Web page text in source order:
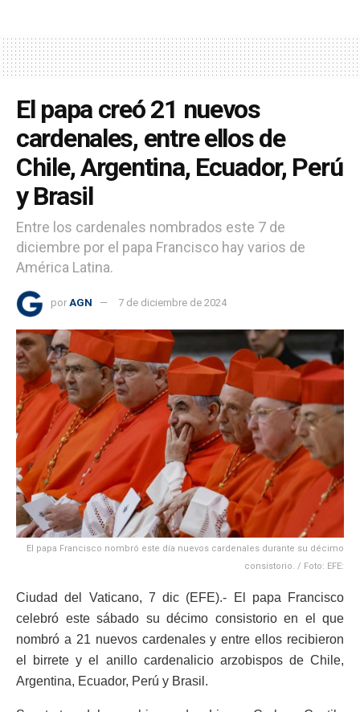
El papa creó 21 nuevos
cardenales, entre ellos de
Chile, Argentina, Ecuador, Perú
y Brasil
Entre los cardenales nombrados este 7 de
diciembre por el papa Francisco hay varios de
América Latina.
por AGN 7 de diciembre de 2024
El papa Francisco nombró este día nuevos cardenales durante su décimo
consistorio. / Foto: EFE:
Ciudad del Vaticano, 7 dic (EFE).- El papa Francisco
celebró este sábado su décimo consistorio en el que
nombró a 21 nuevos cardenales y entre ellos recibieron
el birrete y el anillo cardenalicio arzobispos de Chile,
Argentina, Ecuador, Perú y Brasil.